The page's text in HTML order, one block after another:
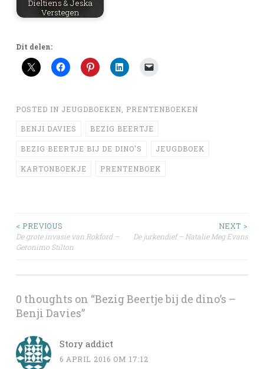
Dieltiens & Jeska
Verstegen
Dit delen:
POSTED IN JEUGDBOEKEN, PRENTENBOEKEN
BENJI DAVIES BEZIG BEERTJE
BEZIG BEERTJE BIJ DE DINO'S JEUGDBOEK
KARTONBOEKJE PRENTENBOEK
Post
navigation
< PREVIOUS
De grote invasie van Rokford –
Geronimo Stilton
NEXT >
De jurkendief – Natalie Meg Evans
0 thoughts on “Bezig Beertje bij de dino’s –
Benji Davies”
Story addict
6 APRIL 2016 OM 17:12